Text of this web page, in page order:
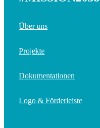
Über uns
Projekte
Dokumentationen
Logo & Förderleiste